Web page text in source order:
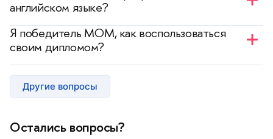
получения логина и пароля вы сможете выбрать
интересующую программу, записаться на
отборочные мероприятия и отслеживать свой
статус.
английском языке?
программ вкаталоге.
Я победитель МОМ, как воспользоваться
своим дипломом?
напишите письмо модератору с просьбой
рассмотреть ваш диплом.
Другие вопросы
Остались вопросы?